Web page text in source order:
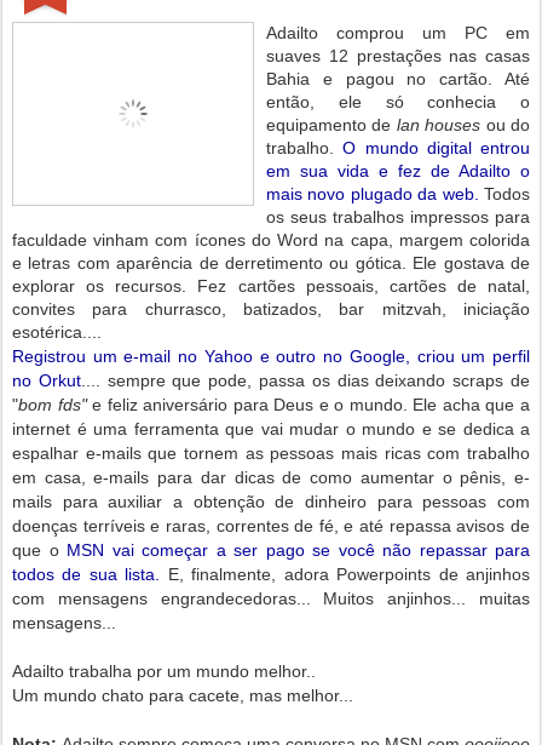
Adailto comprou um PC em
suaves 12 prestações nas casas
Bahia e pagou no cartão. Até
então, ele só conhecia o
equipamento de lan houses ou do
trabalho.O mundo digital entrou
em sua vida e fez de Adailto o
mais novo plugado da web. Todos
os seus trabalhos impressos para
faculdade vinham com ícones do Word na capa, margem colorida
e letras com aparência de derretimento ou gótica. Ele gostava de
explorar os recursos. Fez cartões pessoais, cartões de natal,
convites para churrasco, batizados, bar mitzvah, iniciação
esotérica....
Registrou um e-mail no Yahoo e outro no Google, criou um perfil
no Orkut.... sempre que pode, passa os dias deixando scraps de
"bom fds"e feliz aniversário para Deus e o mundo. Ele acha que a
internet é uma ferramenta que vai mudar o mundo e se dedica a
espalhar e-mails que tornem as pessoas mais ricas com trabalho
em casa, e-mails para dar dicas de como aumentar o pênis, e-
mails para auxiliar a obtenção de dinheiro para pessoas com
doenças terríveis e raras, correntes de fé, e até repassa avisos de
que o MSN vai começar a ser pago se você não repassar para
todos de sua lista.
E, finalmente, adora Powerpoints de anjinhos
com mensagens engrandecedoras... Muitos anjinhos... muitas
mensagens...
Adailto trabalha por um mundo melhor..
Um mundo chato para cacete, mas melhor...